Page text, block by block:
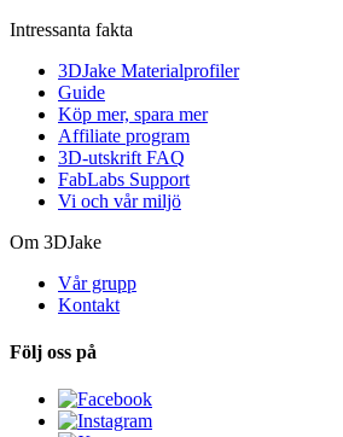
Intressanta fakta
3DJake Materialprofiler
Guide
Köp mer, spara mer
Affiliate program
3D-utskrift FAQ
FabLabs Support
Vi och vår miljö
Om 3DJake
Vår grupp
Kontakt
Följ oss på